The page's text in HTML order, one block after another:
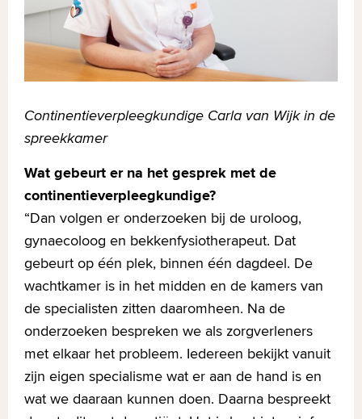
Continentieverpleegkundige Carla van Wijk in de
spreekkamer
Wat gebeurt er na het gesprek met de
continentieverpleegkundige?
“Dan volgen er onderzoeken bij de uroloog,
gynaecoloog en bekkenfysiotherapeut. Dat
gebeurt op één plek, binnen één dagdeel. De
wachtkamer is in het midden en de kamers van
de specialisten zitten daaromheen. Na de
onderzoeken bespreken we als zorgverleners
met elkaar het probleem. Iedereen bekijkt vanuit
zijn eigen specialisme wat er aan de hand is en
wat we daaraan kunnen doen. Daarna bespreekt